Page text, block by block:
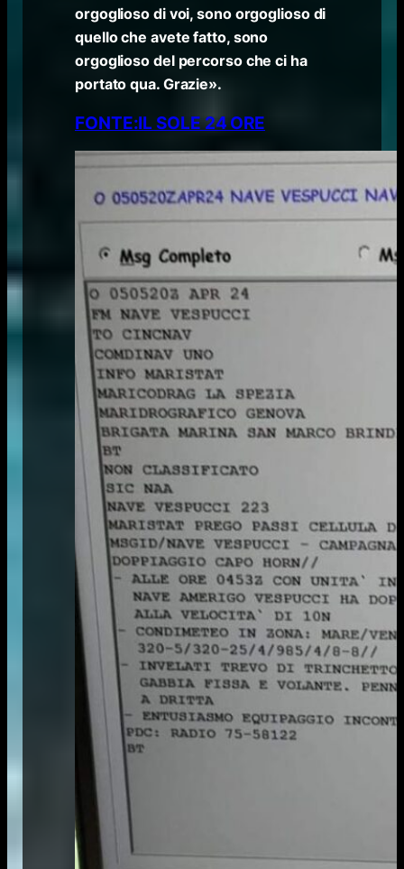
orgoglioso di voi, sono orgoglioso di
quello che avete fatto, sono
orgoglioso del percorso che ci ha
portato qua. Grazie».
FONTE:IL SOLE 24 ORE